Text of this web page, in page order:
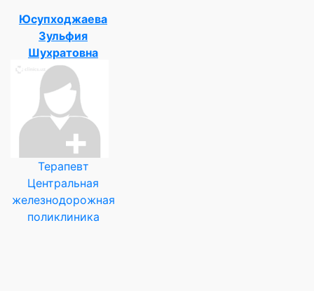
Юсупходжаева
Зульфия
Шухратовна
Терапевт
Центральная
железнодорожная
поликлиника